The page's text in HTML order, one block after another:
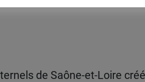
de Saône-et-Loire